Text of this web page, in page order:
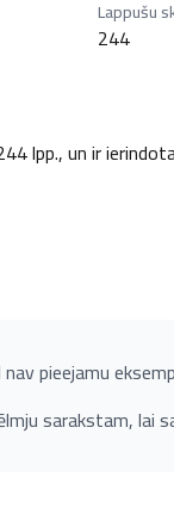
Lappušu
244
lpp., un ir
pieejamu
sarakstam, lai